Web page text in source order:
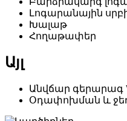
Լոգարանային
Խալաթ
Հողաթափեր
Այլ
Անվճար գերարագ
Օդափոխման և